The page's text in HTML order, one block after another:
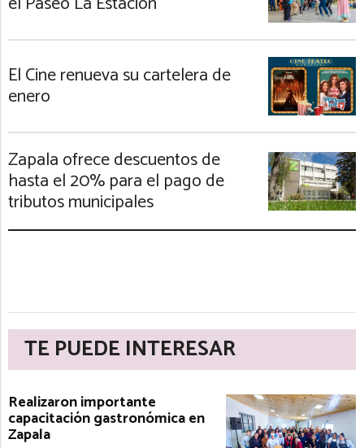
El Cine renueva su cartelera de
enero
Zapala ofrece descuentos de
hasta el 20% para el pago de
tributos municipales
TE PUEDE INTERESAR
Realizaron importante
capacitación gastronómica en
Zapala